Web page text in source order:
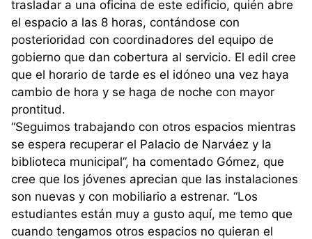
trasladar a una oficina de este edificio, quién abre
el espacio a las 8 horas, contándose con
posterioridad con coordinadores del equipo de
gobierno que dan cobertura al servicio. El edil cree
que el horario de tarde es el idóneo una vez haya
cambio de hora y se haga de noche con mayor
prontitud.
“Seguimos trabajando con otros espacios mientras
se espera recuperar el Palacio de Narváez y la
biblioteca municipal”, ha comentado Gómez, que
cree que los jóvenes aprecian que las instalaciones
son nuevas y con mobiliario a estrenar. “Los
estudiantes están muy a gusto aquí, me temo que
cuando tengamos otros espacios no quieran el